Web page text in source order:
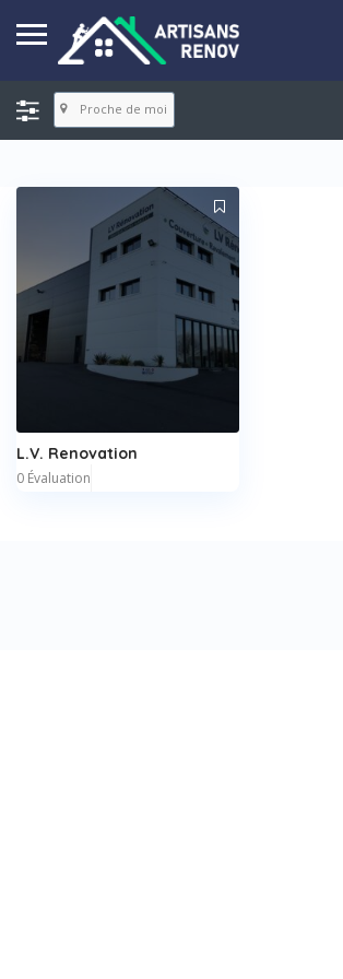
Proche de moi
L.V. Renovation
0 Évaluation